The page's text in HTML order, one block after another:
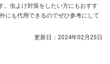
。虫よけ対策をしたい方にもおすす
にも代用できるのでぜひ参考にして
更新日： 2024年02月25日